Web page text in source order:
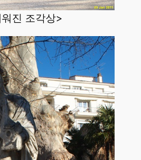
진 조각상>